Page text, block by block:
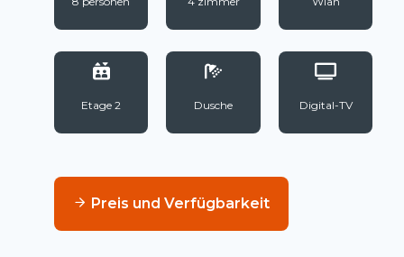
Etage 2 Dusche Digital-TV
Preis und Verfügbarkeit